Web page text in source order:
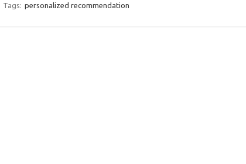
Tags: personalized recommendation